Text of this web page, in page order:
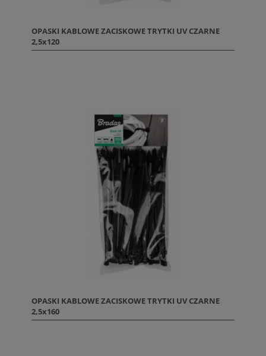
OPASKI KABLOWE ZACISKOWE TRYTKI UV CZARNE
2,5x120
OPASKI KABLOWE ZACISKOWE TRYTKI UV CZARNE
2,5x160